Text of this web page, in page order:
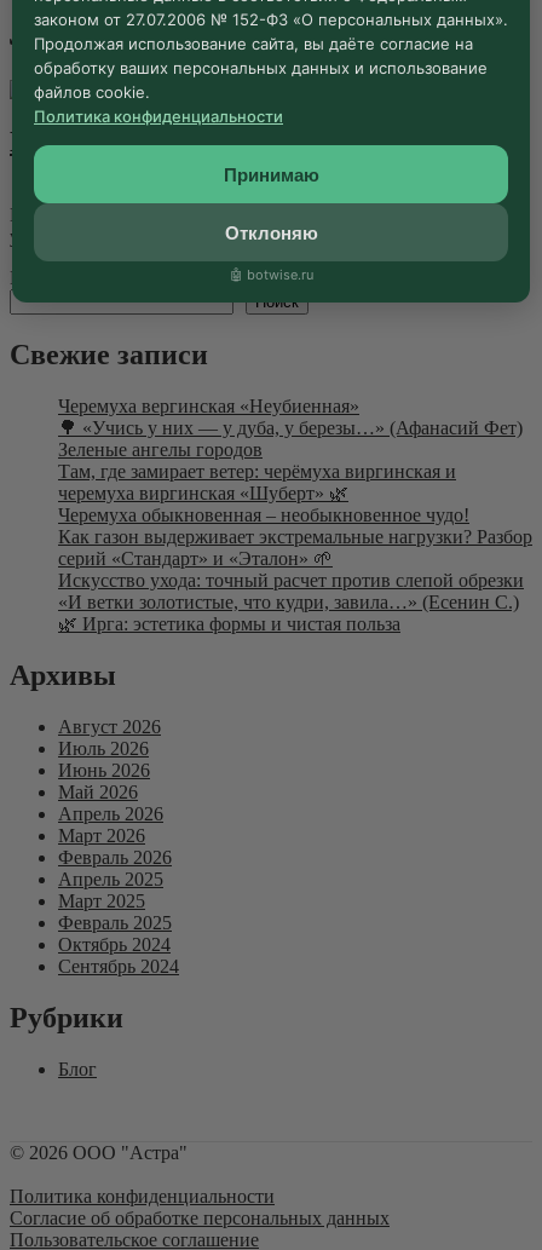
Лорберг
Bella’s Gardens. История питомника.
🌳 Уникальный питомник «Bella’s Gardens»: История и
Принципы 🌿 История питомника «Bella’s Gardens» — это
увлекательное путешествие, которое...
Поиск
Поиск
Свежие записи
Черемуха вергинская «Неубиенная»
🌳 «Учись у них — у дуба, у березы…» (Афанасий Фет)
Зеленые ангелы городов
Там, где замирает ветер: черёмуха виргинская и
черемуха виргинская «Шуберт» 🌿
Черемуха обыкновенная – необыкновенное чудо!
Как газон выдерживает экстремальные нагрузки? Разбор
серий «Стандарт» и «Эталон» 🌱
Искусство ухода: точный расчет против слепой обрезки
«И ветки золотистые, что кудри, завила…» (Есенин С.)
🌿 Ирга: эстетика формы и чистая польза
Архивы
Август 2026
Июль 2026
Июнь 2026
Май 2026
Апрель 2026
Март 2026
Февраль 2026
Апрель 2025
Март 2025
Февраль 2025
Октябрь 2024
Сентябрь 2024
Рубрики
Блог
© 2026 ООО "Астра"
Политика конфиденциальности
Согласие об обработке персональных данных
Пользовательское соглашение
законом от 27.07.2006 № 152-ФЗ «О персональных данных».
Продолжая использование сайта, вы даёте согласие на
обработку ваших персональных данных и использование
файлов cookie.
Политика конфиденциальности
Принимаю
Отклоняю
🤖 botwise.ru